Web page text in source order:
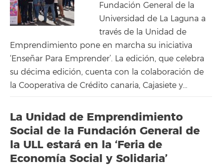
Fundación General de la
Universidad de La Laguna a
través de la Unidad de
Emprendimiento pone en marcha su iniciativa
‘Enseñar Para Emprender’. La edición, que celebra
su décima edición, cuenta con la colaboración de
la Cooperativa de Crédito canaria, Cajasiete y...
La Unidad de Emprendimiento
Social de la Fundación General de
la ULL estará en la ‘Feria de
Economía Social y Solidaria’